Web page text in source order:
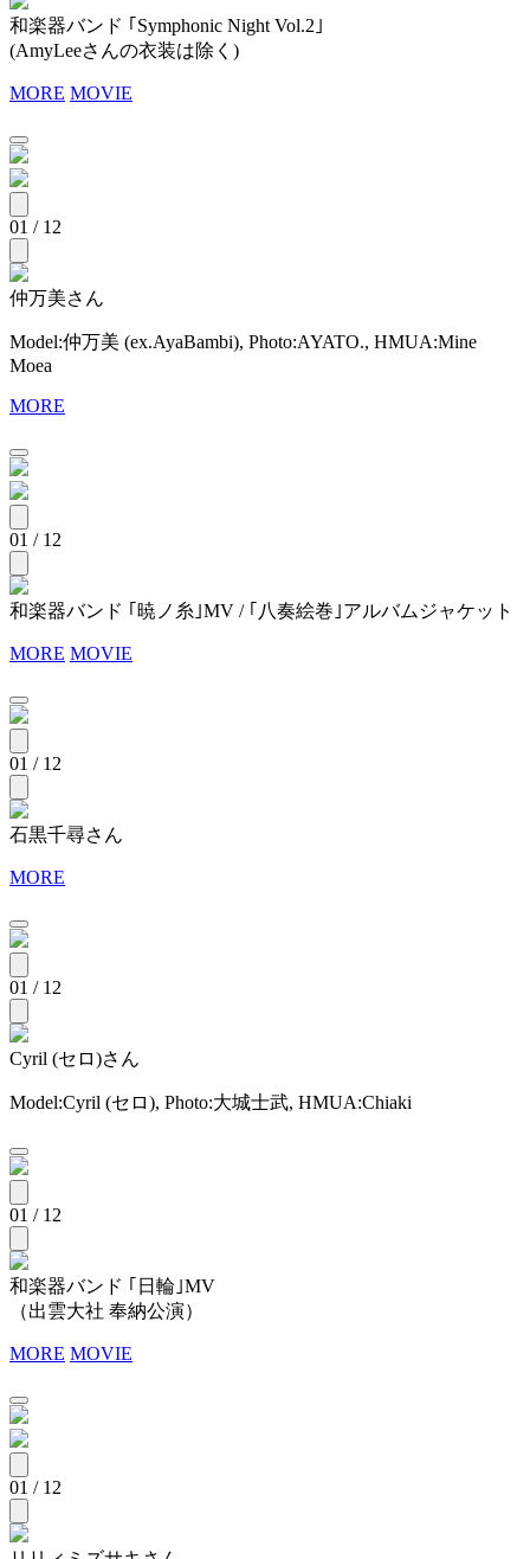
和楽器バンド ｢Symphonic Night Vol.2｣
(AmyLeeさんの衣装は除く)
MORE MOVIE
01 / 12
仲万美さん
Model:仲万美 (ex.AyaBambi), Photo:AYATO., HMUA:Mine
Moea
MORE
01 / 12
和楽器バンド ｢暁ノ糸｣MV / ｢八奏絵巻｣アルバムジャケット
MORE MOVIE
01 / 12
石黒千尋さん
MORE
01 / 12
Cyril (セロ)さん
Model:Cyril (セロ), Photo:大城士武, HMUA:Chiaki
01 / 12
和楽器バンド ｢日輪｣MV
（出雲大社 奉納公演）
MORE MOVIE
01 / 12